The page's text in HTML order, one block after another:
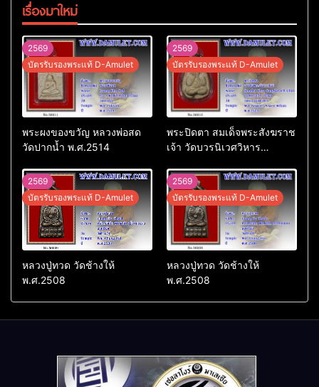
เรื่องมาใหม่
2569
บัตรรับรองพระแท้ D-Amulet
พระผงของขวัญ หลวงพ่อสด
วัดปากน้ำ พ.ศ.2514
2569
บัตรรับรองพระแท้ D-Amulet
พระปิดตา สมเด็จพระสังฆราช
เจ้า วัดบวรนิเวศวิหาร
2569
บัตรรับรองพระแท้ D-Amulet
หลวงปู่ทวด วัดช้างให้
พ.ศ.2508
2569
บัตรรับรองพระแท้ D-Amulet
หลวงปู่ทวด วัดช้างให้
พ.ศ.2508